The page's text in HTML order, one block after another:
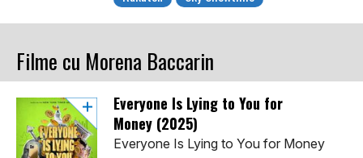
Filme cu Morena Baccarin
Everyone Is Lying to You for
Money (2025)
Everyone Is Lying to You for Money